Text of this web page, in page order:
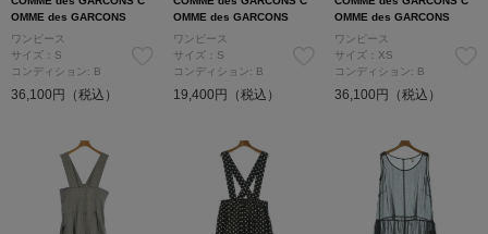
OMME des GARCONS
ワンピース
サイズ：S
コンディション: B
36,100円（税込）
OMME des GARCONS
ワンピース
サイズ：S
コンディション: B
19,400円（税込）
OMME des GARCONS
ワンピース
サイズ：XS
コンディション: B
36,100円（税込）